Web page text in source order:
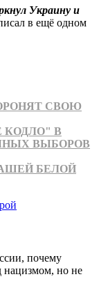
Украину и
в ещё одном
СВОЮ
КОДЛО" В
ВЫБОРОВ
БЕЛОЙ
почему
нацизмом, но не